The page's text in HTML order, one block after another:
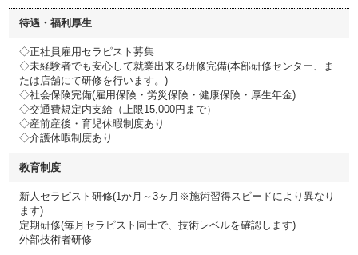
待遇・福利厚生
◇正社員雇用セラピスト募集
◇未経験者でも安心して就業出来る研修完備(本部研修センター、ま
たは店舗にて研修を行います。)
◇社会保険完備(雇用保険・労災保険・健康保険・厚生年金)
◇交通費規定内支給（上限15,000円まで）
◇産前産後・育児休暇制度あり
◇介護休暇制度あり
教育制度
新人セラピスト研修(1か月～3ヶ月※施術習得スピードにより異なり
ます)
定期研修(毎月セラピスト同士で、技術レベルを確認します)
外部技術者研修